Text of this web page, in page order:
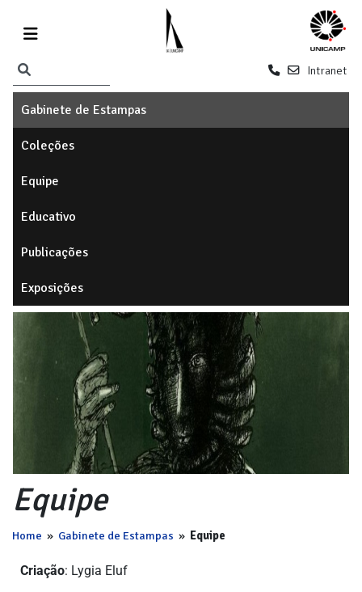
Intranet
Gabinete de Estampas
Coleções
Equipe
Educativo
Publicações
Exposições
Equipe
Home » Gabinete de Estampas » Equipe
Criação: Lygia Eluf